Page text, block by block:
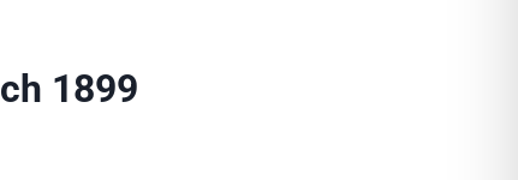
1899